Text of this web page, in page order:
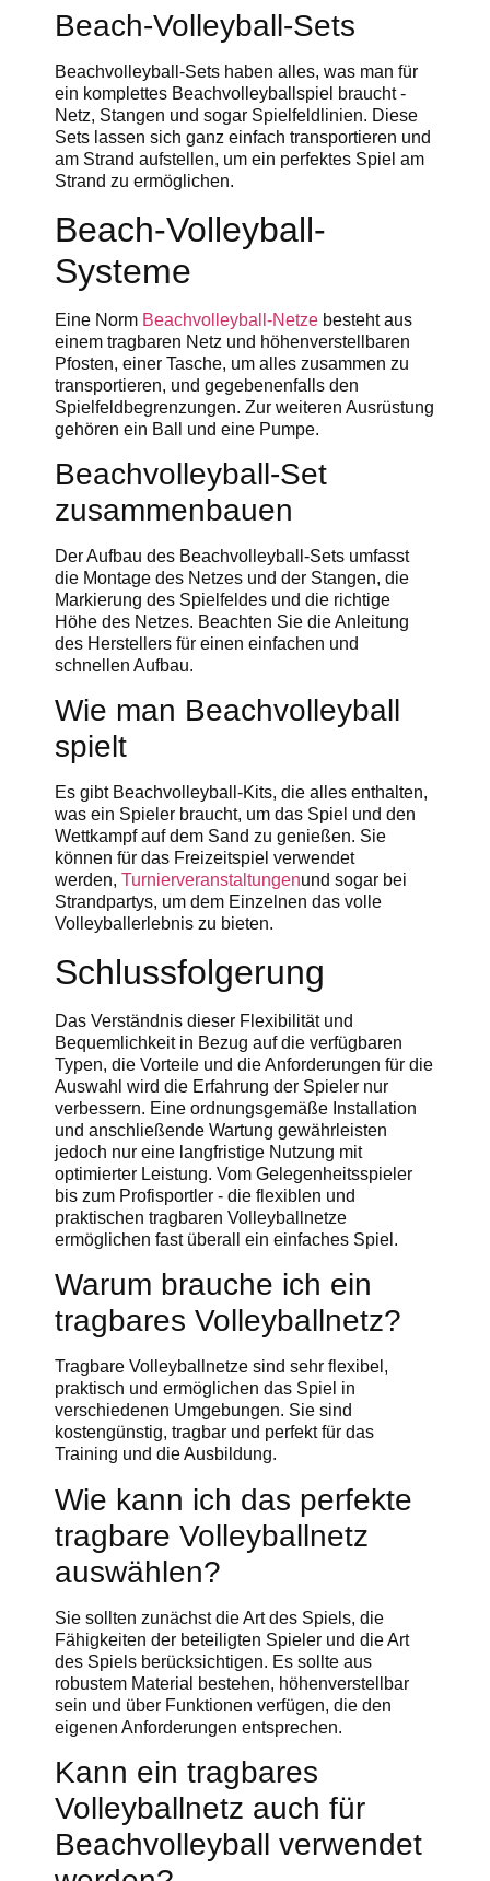
Beach-Volleyball-Sets
Beachvolleyball-Sets haben alles, was man für
ein komplettes Beachvolleyballspiel braucht -
Netz, Stangen und sogar Spielfeldlinien. Diese
Sets lassen sich ganz einfach transportieren und
am Strand aufstellen, um ein perfektes Spiel am
Strand zu ermöglichen.
Beach-Volleyball-
Systeme
Eine Norm Beachvolleyball-Netze besteht aus
einem tragbaren Netz und höhenverstellbaren
Pfosten, einer Tasche, um alles zusammen zu
transportieren, und gegebenenfalls den
Spielfeldbegrenzungen. Zur weiteren Ausrüstung
gehören ein Ball und eine Pumpe.
Beachvolleyball-Set
zusammenbauen
Der Aufbau des Beachvolleyball-Sets umfasst
die Montage des Netzes und der Stangen, die
Markierung des Spielfeldes und die richtige
Höhe des Netzes. Beachten Sie die Anleitung
des Herstellers für einen einfachen und
schnellen Aufbau.
Wie man Beachvolleyball
spielt
Es gibt Beachvolleyball-Kits, die alles enthalten,
was ein Spieler braucht, um das Spiel und den
Wettkampf auf dem Sand zu genießen. Sie
können für das Freizeitspiel verwendet
werden, Turnierveranstaltungenund sogar bei
Strandpartys, um dem Einzelnen das volle
Volleyballerlebnis zu bieten.
Schlussfolgerung
Das Verständnis dieser Flexibilität und
Bequemlichkeit in Bezug auf die verfügbaren
Typen, die Vorteile und die Anforderungen für die
Auswahl wird die Erfahrung der Spieler nur
verbessern. Eine ordnungsgemäße Installation
und anschließende Wartung gewährleisten
jedoch nur eine langfristige Nutzung mit
optimierter Leistung. Vom Gelegenheitsspieler
bis zum Profisportler - die flexiblen und
praktischen tragbaren Volleyballnetze
ermöglichen fast überall ein einfaches Spiel.
Warum brauche ich ein
tragbares Volleyballnetz?
Tragbare Volleyballnetze sind sehr flexibel,
praktisch und ermöglichen das Spiel in
verschiedenen Umgebungen. Sie sind
kostengünstig, tragbar und perfekt für das
Training und die Ausbildung.
Wie kann ich das perfekte
tragbare Volleyballnetz
auswählen?
Sie sollten zunächst die Art des Spiels, die
Fähigkeiten der beteiligten Spieler und die Art
des Spiels berücksichtigen. Es sollte aus
robustem Material bestehen, höhenverstellbar
sein und über Funktionen verfügen, die den
eigenen Anforderungen entsprechen.
Kann ein tragbares
Volleyballnetz auch für
Beachvolleyball verwendet